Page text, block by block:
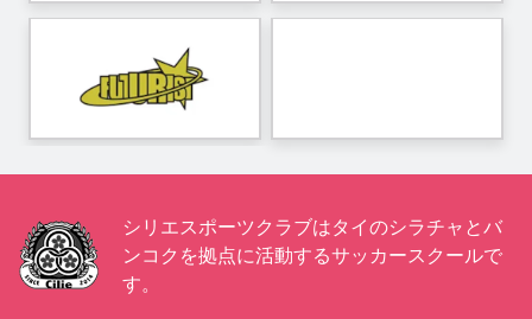
シリエスポーツクラブはタイのシラチャとバ
ンコクを拠点に活動するサッカースクールで
す。